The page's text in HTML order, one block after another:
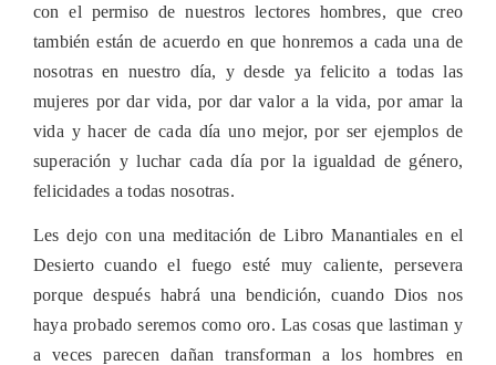
con el permiso de nuestros lectores hombres, que creo
también están de acuerdo en que honremos a cada una de
nosotras en nuestro día, y desde ya felicito a todas las
mujeres por dar vida, por dar valor a la vida, por amar la
vida y hacer de cada día uno mejor, por ser ejemplos de
superación y luchar cada día por la igualdad de género,
felicidades a todas nosotras.
Les dejo con una meditación de Libro Manantiales en el
Desierto cuando el fuego esté muy caliente, persevera
porque después habrá una bendición, cuando Dios nos
haya probado seremos como oro. Las cosas que lastiman y
a veces parecen dañan transforman a los hombres en